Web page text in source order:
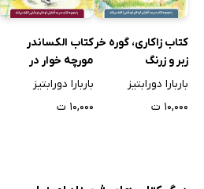
کتاب زاکاری، گوره خر
زبر و زرنگ
باربارا دورابتیز
۱۰,۰۰۰ ت
کتاب الکساندر
مورچه خوار در
نمایش
باربارا دورابتیز
۱۰,۰۰۰ ت